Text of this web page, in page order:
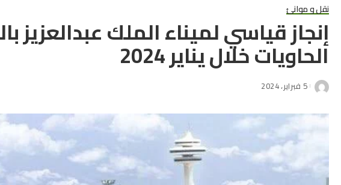
نقل و موانئ
إنجاز قياسي لميناء الملك عبدالعزيز
الحاويات خلال يناير 2024
5 فبراير، 2024